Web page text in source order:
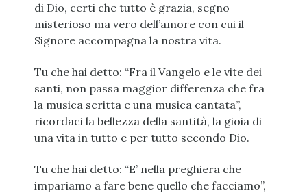
di Dio, certi che tutto è grazia, segno
misterioso ma vero dell’amore con cui il
Signore accompagna la nostra vita.
Tu che hai detto: “Fra il Vangelo e le vite dei
santi, non passa maggior differenza che fra
la musica scritta e una musica cantata”,
ricordaci la bellezza della santità, la gioia di
una vita in tutto e per tutto secondo Dio.
Tu che hai detto: “E’ nella preghiera che
impariamo a fare bene quello che facciamo”,